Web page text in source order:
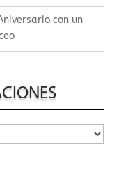
con un